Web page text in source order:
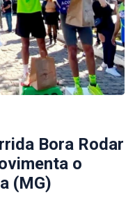
Bora Rodar
o
(MG)